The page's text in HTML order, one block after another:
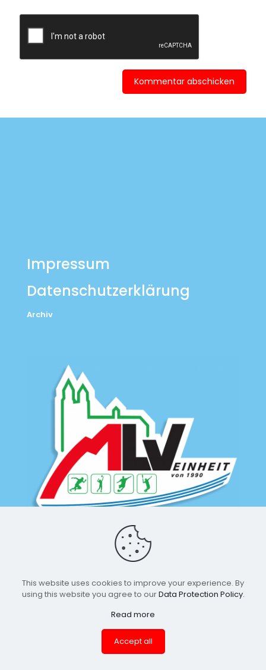
Impressum
Datenschutzerklärung
Archiv
© 2026 MLV-Einheit by Leon Lange | All Rights Reserved |
This website uses cookies to improve your experience. By
using this website you agree to ourData Protection Policy.
Read more
Accept all